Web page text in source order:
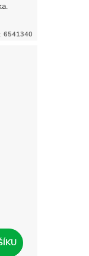
6541340